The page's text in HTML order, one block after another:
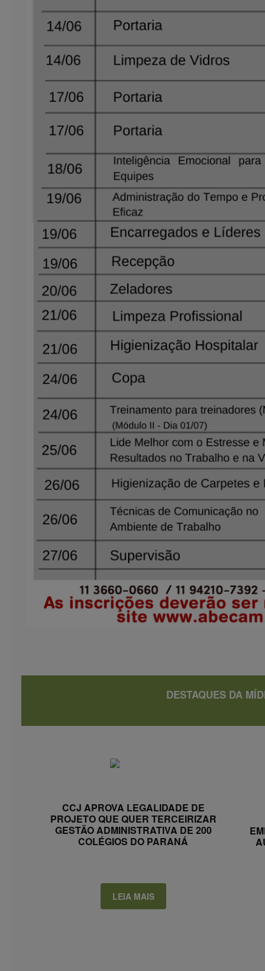
DESTAQUES DA
CCJ APROVA LEGALIDADE DE
PROJETO QUE QUER TERCEIRIZAR
GESTÃO ADMINISTRATIVA DE 200
COLÉGIOS DO PARANÁ
LEIA MAIS